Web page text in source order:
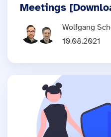
Meetings
Wolfgang
10.08.2021